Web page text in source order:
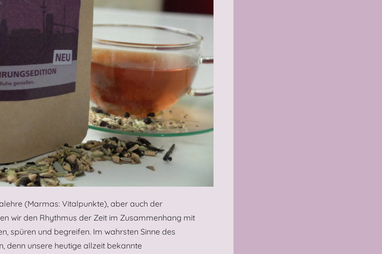
(Marmas: Vitalpunkte), aber auch der
wir den Rhythmus der Zeit im Zusammenhang mit
spüren und begreifen. Im wahrsten Sinne des
denn unsere heutige allzeit bekannte